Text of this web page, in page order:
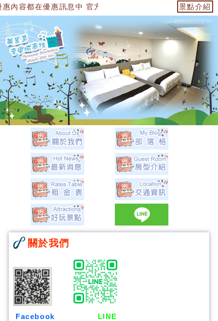
內容都在優惠訊息中 官方網站：https:// 景點介紹
關於我們
Facebook LINE